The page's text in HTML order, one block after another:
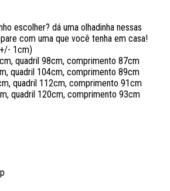
escolher? dá uma olhadinha nessas
com uma que você tenha em casa!
1cm)
quadril 98cm, comprimento 87cm
quadril 104cm, comprimento 89cm
quadril 112cm, comprimento 91cm
quadril 120cm, comprimento 93cm